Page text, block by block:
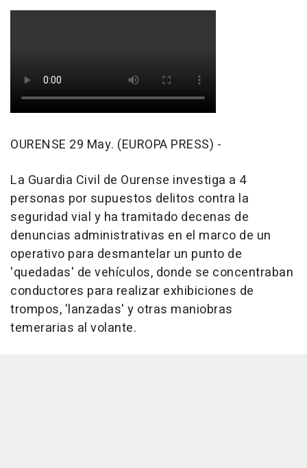
OURENSE 29 May. (EUROPA PRESS) -
La Guardia Civil de Ourense investiga a 4
personas por supuestos delitos contra la
seguridad vial y ha tramitado decenas de
denuncias administrativas en el marco de un
operativo para desmantelar un punto de
'quedadas' de vehículos, donde se concentraban
conductores para realizar exhibiciones de
trompos, 'lanzadas' y otras maniobras
temerarias al volante.